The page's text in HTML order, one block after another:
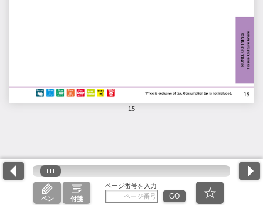
15
ペン 付箋
ページ番号を入力
GO